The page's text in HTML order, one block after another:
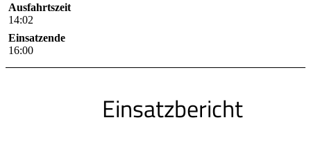
Ausfahrtszeit
14:02
Einsatzende
16:00
Einsatzbericht